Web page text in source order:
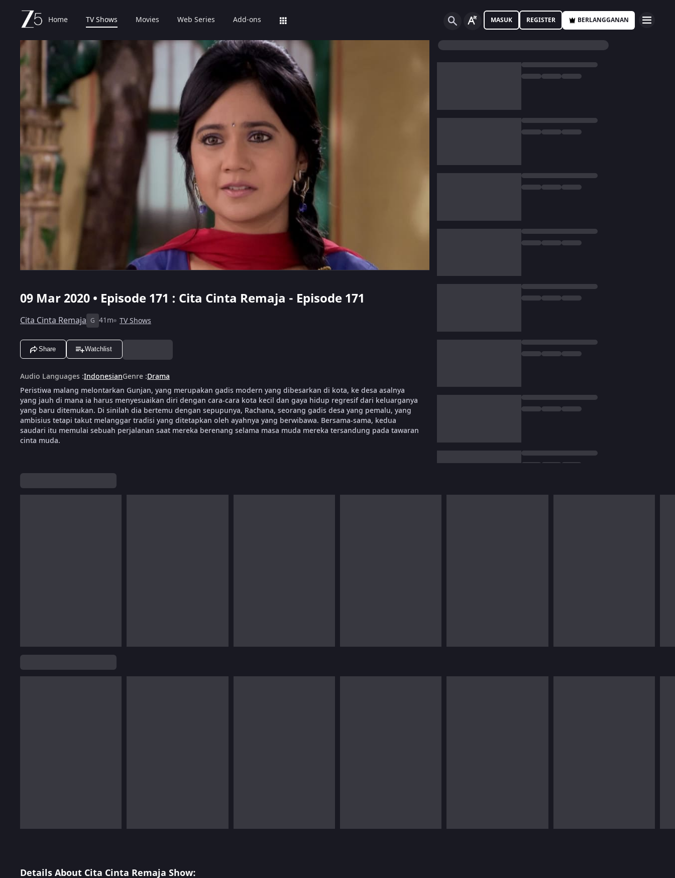
Home TV Shows Movies Web Series Add-ons MASUK REGISTER BERLANGGANAN
09 Mar 2020 • Episode 171 : Cita Cinta Remaja - Episode 171
Cita Cinta Remaja G 41m TV Shows
Share Watchlist
Audio Languages :IndonesianGenre :Drama
Peristiwa malang melontarkan Gunjan, yang merupakan gadis modern yang dibesarkan di kota, ke desa asalnya
yang jauh di mana ia harus menyesuaikan diri dengan cara-cara kota kecil dan gaya hidup regresif dari keluarganya
yang baru ditemukan. Di sinilah dia bertemu dengan sepupunya, Rachana, seorang gadis desa yang pemalu, yang
ambisius tetapi takut melanggar tradisi yang ditetapkan oleh ayahnya yang berwibawa. Bersama-sama, kedua
saudari itu memulai sebuah perjalanan saat mereka berenang selama masa muda mereka tersandung pada tawaran
cinta muda.
Details About Cita Cinta Remaja Show: